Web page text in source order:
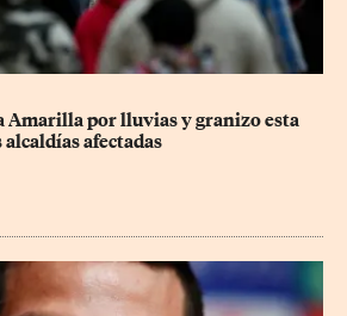
Amarilla por lluvias y granizo esta
alcaldías afectadas